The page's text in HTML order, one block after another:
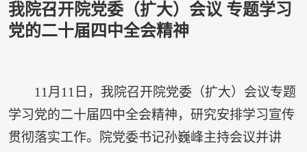
我院召开院党委（扩大）会议 专题学习
党的二十届四中全会精神
11月11日，我院召开院党委（扩大）会议专题
学习党的二十届四中全会精神，研究安排学习宣传
贯彻落实工作。院党委书记孙巍峰主持会议并讲